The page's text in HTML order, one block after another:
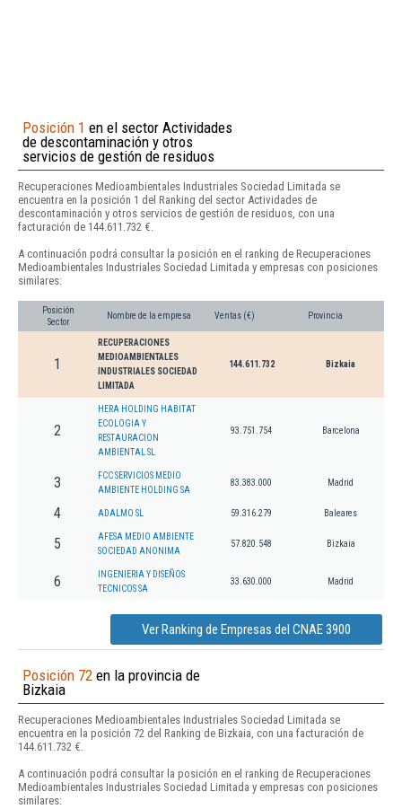
Posición 1 en el sector Actividades
de descontaminación y otros
servicios de gestión de residuos
Recuperaciones Medioambientales Industriales Sociedad Limitada se
encuentra en la posición 1 del Ranking del sector Actividades de
descontaminación y otros servicios de gestión de residuos, con una
facturación de 144.611.732 €.
A continuación podrá consultar la posición en el ranking de Recuperaciones
Medioambientales Industriales Sociedad Limitada y empresas con posiciones
similares:
Posición
Sector
Nombre de la empresa Ventas (€) Provincia
1
RECUPERACIONES
MEDIOAMBIENTALES
INDUSTRIALES SOCIEDAD
LIMITADA
144.611.732 Bizkaia
2
HERA HOLDING HABITAT
ECOLOGIA Y
RESTAURACION
AMBIENTAL SL
93.751.754 Barcelona
3
FCC SERVICIOS MEDIO
AMBIENTE HOLDING SA
83.383.000 Madrid
4 ADALMO SL 59.316.279 Baleares
5
AFESA MEDIO AMBIENTE
SOCIEDAD ANONIMA
57.820.548 Bizkaia
6
INGENIERIA Y DISEÑOS
TECNICOS SA
33.630.000 Madrid
Ver Ranking de Empresas del CNAE 3900
Posición 72 en la provincia de
Bizkaia
Recuperaciones Medioambientales Industriales Sociedad Limitada se
encuentra en la posición 72 del Ranking de Bizkaia, con una facturación de
144.611.732 €.
A continuación podrá consultar la posición en el ranking de Recuperaciones
Medioambientales Industriales Sociedad Limitada y empresas con posiciones
similares: